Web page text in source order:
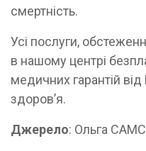
смертність.
Усі послуги,
в нашому центрі
медичних гарантій
здоров’я.
Джерело: Ольга